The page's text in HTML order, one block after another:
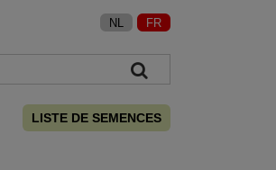
NL FR
LISTE DE SEMENCES